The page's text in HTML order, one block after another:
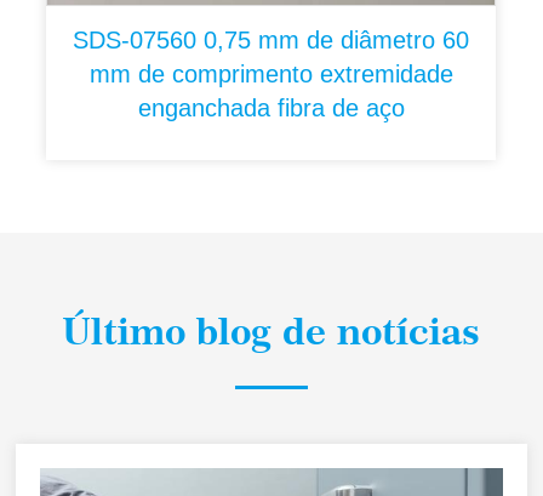
SDS-07560 0,75 mm de diâmetro 60
mm de comprimento extremidade
enganchada fibra de aço
Último blog de notícias